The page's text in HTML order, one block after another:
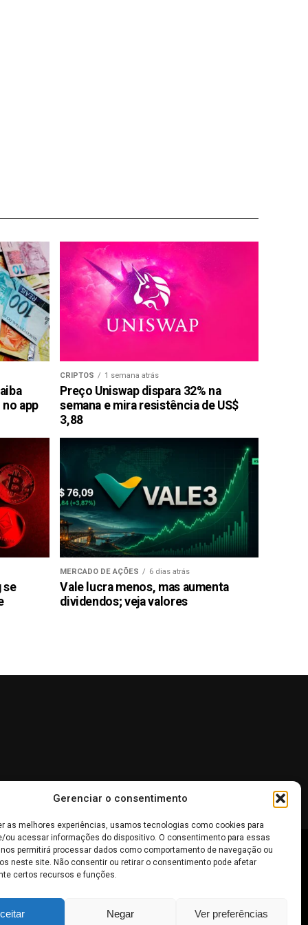
Gerenciar o consentimento
as melhores experiências, usamos tecnologias como cookies para
ou acessar informações do dispositivo. O consentimento para essas
permitirá processar dados como comportamento de navegação ou
neste site. Não consentir ou retirar o consentimento pode afetar
certos recursos e funções.
Negar Ver preferências
app
CRIPTOS 1 semana atrás
Preço Uniswap dispara 32% na
semana e mira resistência de US$
3,88
se
MERCADO DE AÇÕES 6 dias atrás
Vale lucra menos, mas aumenta
dividendos; veja valores
devem ser interpretadas como recomendações de